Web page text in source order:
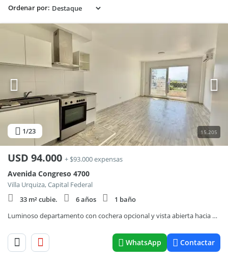
Ordenar por:
1/23 15.205
USD 94.000 + $93.000 expensas
Avenida Congreso 4700
Villa Urquiza, Capital Federal
33 m² cubie.
6 años
1 baño
Luminoso departamento con cochera opcional y vista abierta hacia el contrafrente en Villa Urquiza.
WhatsApp Contactar